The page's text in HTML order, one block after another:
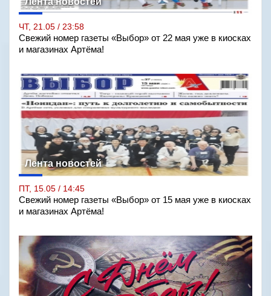
ЧТ, 21.05 / 23:58
Свежий номер газеты «Выбор» от 22 мая уже в киосках
и магазинах Артёма!
Лента новостей
ПТ, 15.05 / 14:45
Свежий номер газеты «Выбор» от 15 мая уже в киосках
и магазинах Артёма!